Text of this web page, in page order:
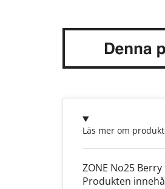
Läs mer om
ZONE No25
Produkten